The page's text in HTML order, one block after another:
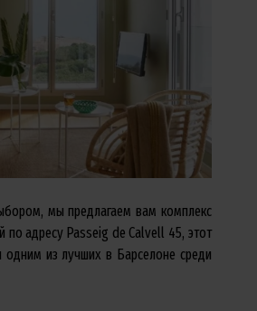
мы предлагаем вам комплекс
по адресу Passeig de Calvell 45, этот
одним из лучших в Барселоне среди